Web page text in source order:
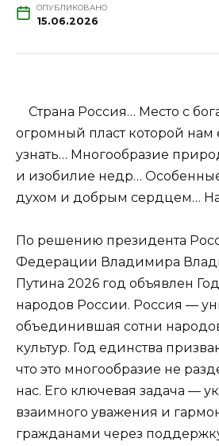
ОПУБЛИКОВАНО
15.06.2026
Страна Россия… Место с
огромный пласт которой нам
узнать… Многообразие
и изобилие недр…
духом и добрым сердцем…
По решению президента
Федерации Владимира
Путина 2026 год объявлен
народов России. Россия —
объединившая сотни
культур. Год единства
что это многообразие не
нас. Его ключевая задача —
взаимного уважения и
гражданами через